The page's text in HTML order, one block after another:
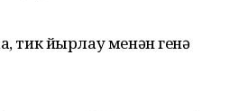
тик йырлау менән генә